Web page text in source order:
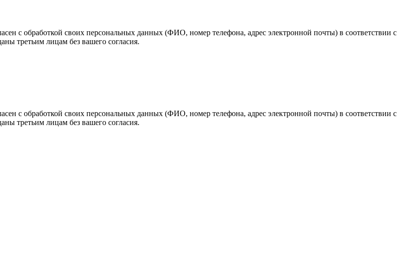
с обработкой своих персональных данных (ФИО, номер телефона, адрес электронной почты) в соответствии с
третьим лицам без вашего согласия.
с обработкой своих персональных данных (ФИО, номер телефона, адрес электронной почты) в соответствии с
третьим лицам без вашего согласия.